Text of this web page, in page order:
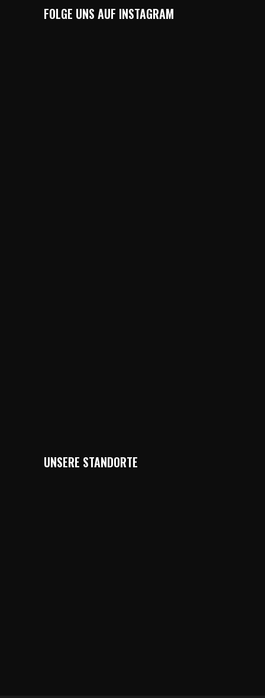
FOLGE UNS AUF INSTAGRAM
UNSERE STANDORTE